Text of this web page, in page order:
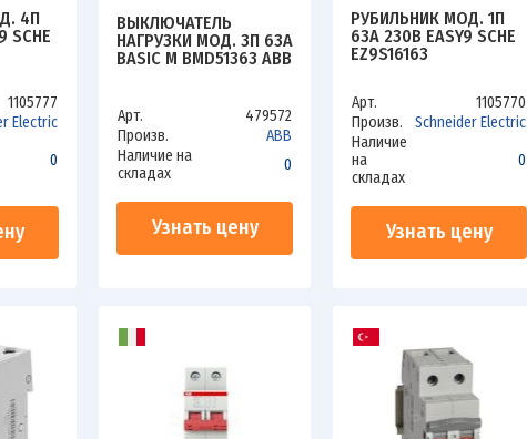
4П
SCHE
1105777
Electric
0
ВЫКЛЮЧАТЕЛЬ
НАГРУЗКИ МОД. 3П 63А
BASIC M BMD51363 ABB
Арт.
479572
Произв.
ABB
Наличие на
складах
0
Узнать цену
РУБИЛЬНИК МОД. 1П
63А 230В EASY9 SCHE
EZ9S16163
Арт.
1105770
Произв.
Schneider Electric
Наличие
на
складах
0
Узнать цену